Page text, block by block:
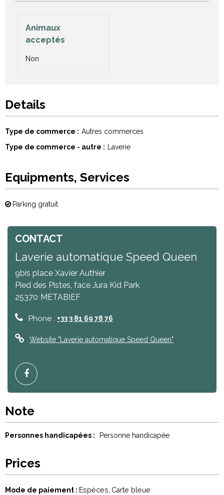
Animaux
acceptés
Non
Details
Type de commerce
Autres commerces
Type de commerce - autre
Laverie
Equipments, Services
Parking gratuit
CONTACT
Laverie automatique Speed Queen
9bis place Xavier Authier
Pied des Pistes, face Jura Kid Park
25370 METABIEF
Phone : +33 3 81 69 78 76
Website "Laverie automatique Speed Queen"
Note
Personnes handicapées : Personne handicapée
Prices
Mode de paiement : Espèces Carte bleue